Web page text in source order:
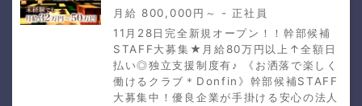
月給 800,000円～ - 正社員
11月28日完全新規オープン！！幹部候補
STAFF大募集★月給80万円以上↑全額日
払い◎独立支援制度有♪ 《お洒落で楽しく
働けるクラブ＊Donfin》幹部候補STAFF
大募集中！優良企業が手掛ける安心の法人